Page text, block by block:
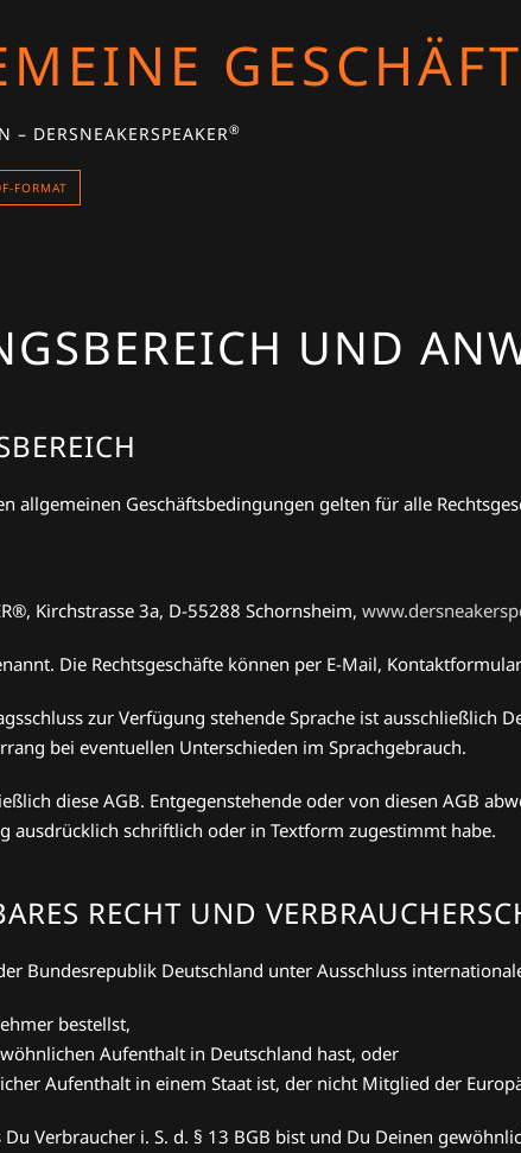
– DERSNEAKERSPEAKER®
FORMAT
UND
allgemeinen Geschäftsbedingungen gelten für alle
Kirchstrasse 3a, D-55288 Schornsheim,
Die Rechtsgeschäfte können per E-Mail,
zur Verfügung stehende Sprache ist ausschließlich
bei eventuellen Unterschieden im Sprachgebrauch.
diese AGB. Entgegenstehende oder von diesen AGB
ausdrücklich schriftlich oder in Textform zugestimmt habe.
RECHT UND
Bundesrepublik Deutschland unter Ausschluss
bestellst,
Aufenthalt in Deutschland hast, oder
Aufenthalt in einem Staat ist, der nicht Mitglied der
Du Verbraucher i. S. d. § 13 BGB bist und Du Deinen